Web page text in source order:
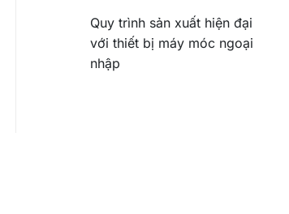
Quy trình sản xuất hiện đại
với thiết bị máy móc ngoại
nhập